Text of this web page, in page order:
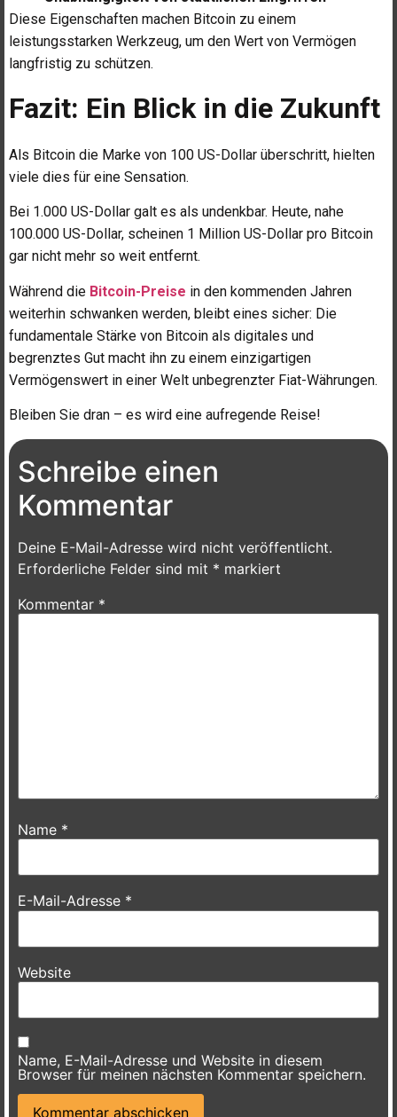
Diese Eigenschaften machen Bitcoin zu einem
leistungsstarken Werkzeug, um den Wert von Vermögen
langfristig zu schützen.
Fazit: Ein Blick in die Zukunft
Als Bitcoin die Marke von 100 US-Dollar überschritt, hielten
viele dies für eine Sensation.
Bei 1.000 US-Dollar galt es als undenkbar. Heute, nahe
100.000 US-Dollar, scheinen 1 Million US-Dollar pro Bitcoin
gar nicht mehr so weit entfernt.
Während die Bitcoin-Preise in den kommenden Jahren
weiterhin schwanken werden, bleibt eines sicher: Die
fundamentale Stärke von Bitcoin als digitales und
begrenztes Gut macht ihn zu einem einzigartigen
Vermögenswert in einer Welt unbegrenzter Fiat-Währungen.
Bleiben Sie dran – es wird eine aufregende Reise!
Schreibe einen
Kommentar
Deine E-Mail-Adresse wird nicht veröffentlicht.
Erforderliche Felder sind mit * markiert
Kommentar *
Name *
E-Mail-Adresse *
Website
Name, E-Mail-Adresse und Website in diesem
Browser für meinen nächsten Kommentar speichern.